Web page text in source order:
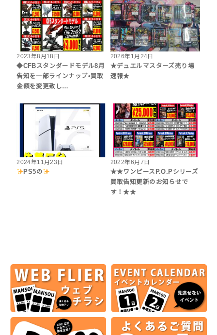
2023年8月18日
◆CFBスタンダードモデル8月
告知を一部ラインナップ•買取
金額を変更致し…
2026年1月24日
★デュエルマスターズ売り場
速報★
2024年11月23日
PS5の
2022年6月7日
★★ワンピースP.O.Pシリーズ
買取告知更新のお知らせで
す！★★